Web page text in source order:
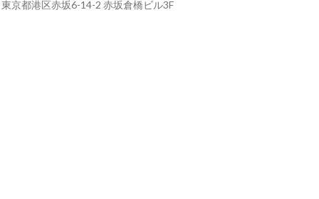
東京都港区赤坂6-14-2 赤坂倉橋ビル3F